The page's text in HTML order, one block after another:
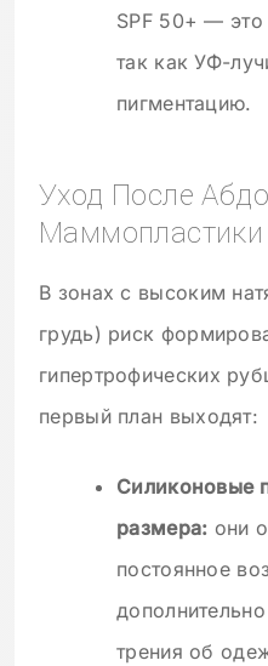
SPF 50+ — это
так как УФ-
пигментацию.
Уход После
Маммопластики
В зонах с высоким
грудь) риск
гипертрофических
первый план выходят:
Силиконовые
размера: они
постоянное
трения об